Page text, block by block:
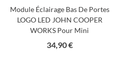
Module Éclairage Bas De Portes
LOGO LED JOHN COOPER
WORKS Pour Mini
34,90 €Prix